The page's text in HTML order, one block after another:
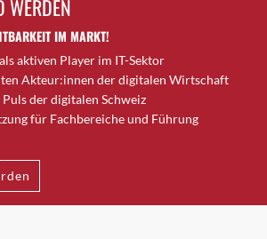
WERDEN
IM MARKT!
aktiven Player im IT-Sektor
Akteur:innen der digitalen Wirtschaft
der digitalen Schweiz
für Fachbereiche und Führung